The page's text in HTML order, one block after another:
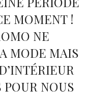
MOMENT !
NE
MODE MAIS
POUR NOUS